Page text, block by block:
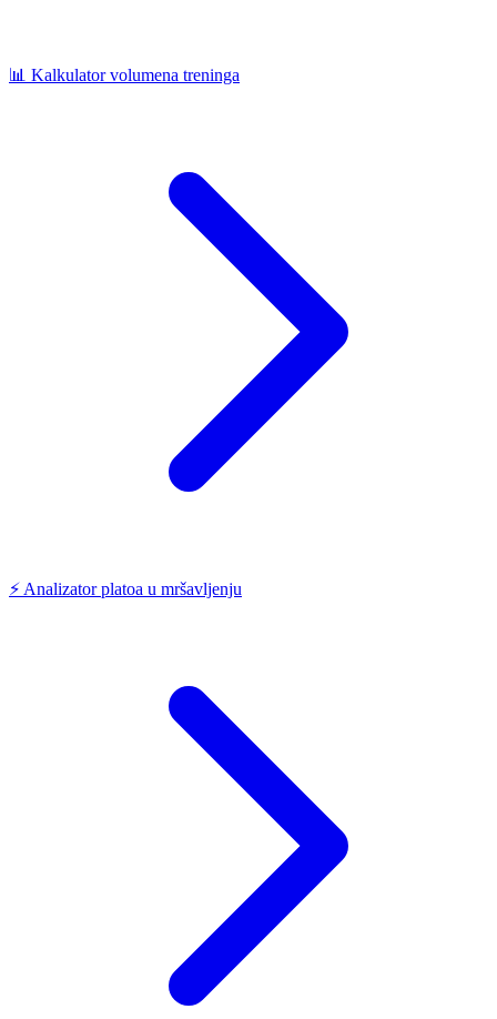
📊 Kalkulator volumena treninga
⚡ Analizator platoa u mršavljenju